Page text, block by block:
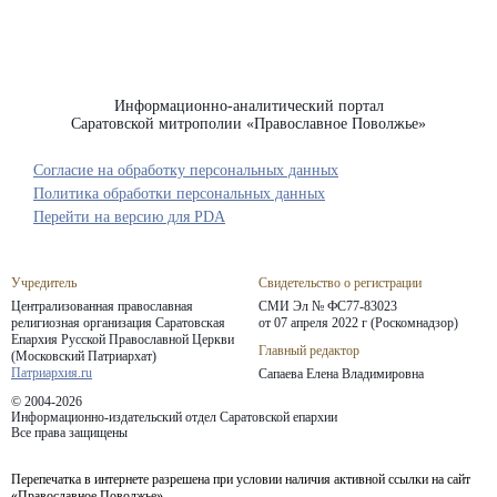
Информационно-аналитический портал
Саратовской митрополии «Православное Поволжье»
Учредитель
Централизованная православная
религиозная организация Саратовская
Епархия Русской Православной Церкви
(Московский Патриархат)
Патриархия.ru
Свидетельство о регистрации
СМИ Эл № ФС77-83023
от 07 апреля 2022 г (Роскомнадзор)
Главный редактор
Сапаева Елена Владимировна
© 2004-2026
Информационно-издательский отдел Саратовской епархии
Все права защищены
Согласие на обработку персональных данных
Политика обработки персональных данных
Перепечатка в интернете разрешена при условии наличия активной ссылки на сайт
Перейти на версию для PDA